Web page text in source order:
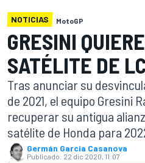
NOTICIAS MotoGP
GRESINI
SATÉLITE DE
Tras anunciar su
de 2021, el equipo Gresini
recuperar su antigua
satélite de Honda para
Germán Garcia Casanova
Publicado: 22 dic 2020, 11:07